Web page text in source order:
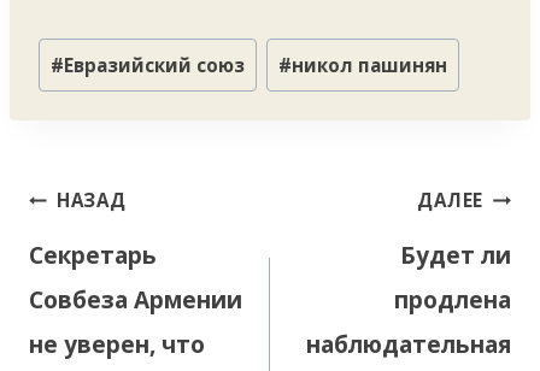
Метки
записи:
#Евразийский союз #никол пашинян
Навигация
записям
НАЗАД
Секретарь
Совбеза Армении
не уверен, что
ДАЛЕЕ
Будет ли
продлена
наблюдательная